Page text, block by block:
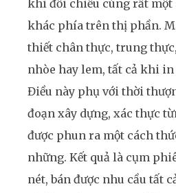
khi đối chiếu cùng rất một
khác phía trên thị phần.
thiết chân thực, trung
nhòe hay lem, tất cả khi
Điều này phụ với thời
đoạn xây dựng, xác thực
được phun ra một cách
những. Kết quả là cụm
nét, bán được nhu cầu tất